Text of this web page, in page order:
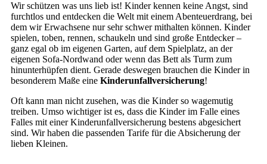
Wir schützen was uns lieb ist! Kinder kennen keine Angst, sind
furchtlos und entdecken die Welt mit einem Abenteuerdrang, bei
dem wir Erwachsene nur sehr schwer mithalten können. Kinder
spielen, toben, rennen, schaukeln und sind große Entdecker –
ganz egal ob im eigenen Garten, auf dem Spielplatz, an der
eigenen Sofa-Nordwand oder wenn das Bett als Turm zum
hinunterhüpfen dient. Gerade deswegen brauchen die Kinder in
besonderem Maße eine Kinderunfallversicherung!
Oft kann man nicht zusehen, was die Kinder so wagemutig
treiben. Umso wichtiger ist es, dass die Kinder im Falle eines
Falles mit einer Kinderunfallversicherung bestens abgesichert
sind. Wir haben die passenden Tarife für die Absicherung der
lieben Kleinen.